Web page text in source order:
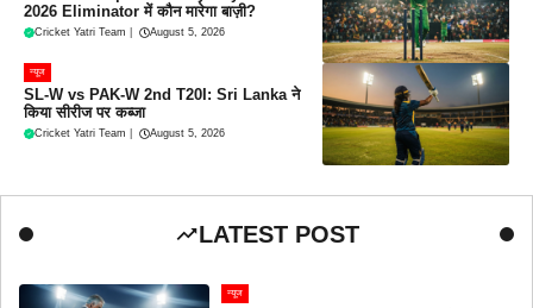
2026 Eliminator में कौन मारेगा बाज़ी?
Cricket Yatri Team August 5, 2026
न्यूज
SL-W vs PAK-W 2nd T20I: Sri Lanka ने
किया सीरीज पर कब्जा
Cricket Yatri Team August 5, 2026
LATEST POST
न्यूज